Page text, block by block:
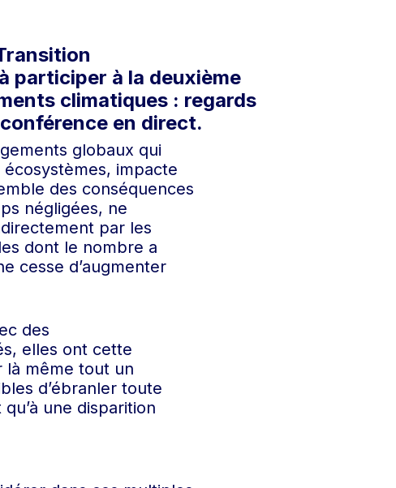
participer à la deuxième
climatiques : regards
en direct.
globaux qui
impacte
des conséquences
négligées, ne
par les
dont le nombre a
cesse d’augmenter
des
elles ont cette
même tout un
d’ébranler toute
une disparition